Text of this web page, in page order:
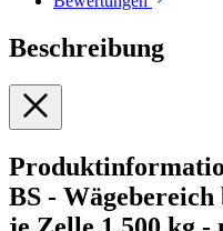
Beschreibung
BS - Wägebereich